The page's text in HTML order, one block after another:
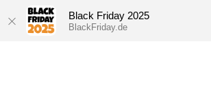
Black Friday 2025
BlackFriday.de